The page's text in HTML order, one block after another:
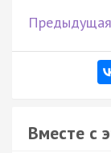
Вместе с